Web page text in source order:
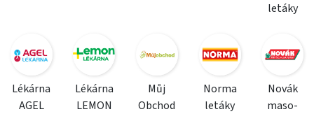
letáky
Lékárna
AGEL
Lékárna
LEMON
Můj
Obchod
Norma
letáky
Novák
maso-